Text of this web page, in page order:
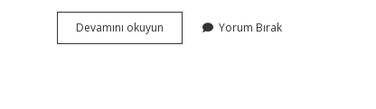
Devamını okuyun Merdiven
Derinliği
Yorum Bırak